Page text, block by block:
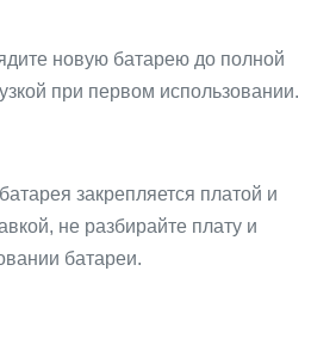
новую батарею до полной
при первом использовании.
закрепляется платой и
не разбирайте плату и
батареи.